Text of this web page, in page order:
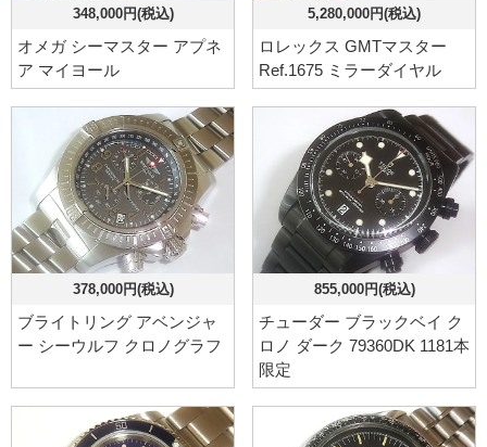
348,000円(税込)
オメガ シーマスター アプネ
ア マイヨール
5,280,000円(税込)
ロレックス GMTマスター
Ref.1675 ミラーダイヤル
378,000円(税込)
ブライトリング アベンジャ
ー シーウルフ クロノグラフ
855,000円(税込)
チューダー ブラックベイ ク
ロノ ダーク 79360DK 1181本
限定